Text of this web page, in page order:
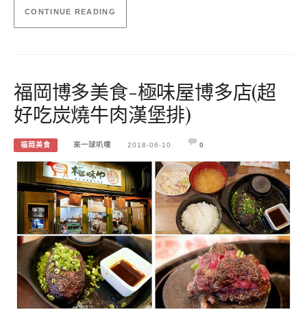
CONTINUE READING
福岡博多美食-極味屋博多店(超
好吃炭燒牛肉漢堡排)
福岡美食 來一球叭噗 2018-06-10 0